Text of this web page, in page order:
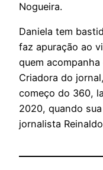
Nogueira.
Daniela tem
faz apuração ao
quem
Criadora do
começo do 360,
2020, quando
jornalista